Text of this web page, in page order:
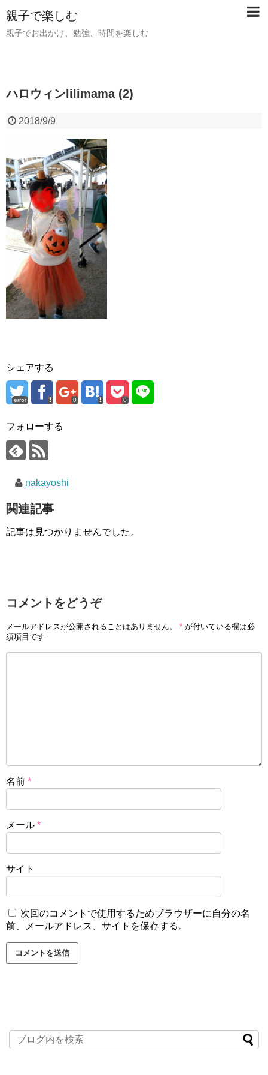
親子で楽しむ
親子でお出かけ、勉強、時間を楽しむ
ハロウィンlilimama (2)
2018/9/9
シェアする
error 0 0
フォローする
nakayoshi
関連記事
記事は見つかりませんでした。
コメントをどうぞ
メールアドレスが公開されることはありません。 * が付いている欄は必
須項目です
名前 *
メール *
サイト
次回のコメントで使用するためブラウザーに自分の名
前、メールアドレス、サイトを保存する。